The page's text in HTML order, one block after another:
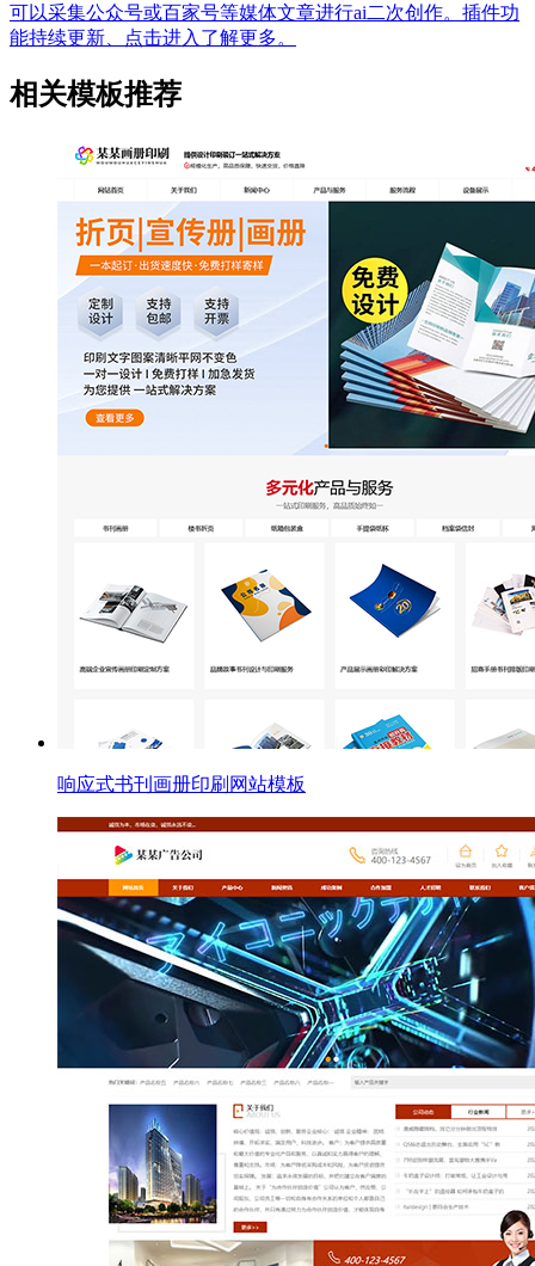
可以采集公众号或百家号等媒体文章进行ai二次创作。插件功
能持续更新、点击进入了解更多。
相关模板推荐
响应式书刊画册印刷网站模板